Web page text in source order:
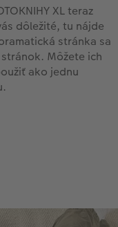
XL teraz
dôležité, tu nájde
stránka sa
Môžete ich
ako jednu